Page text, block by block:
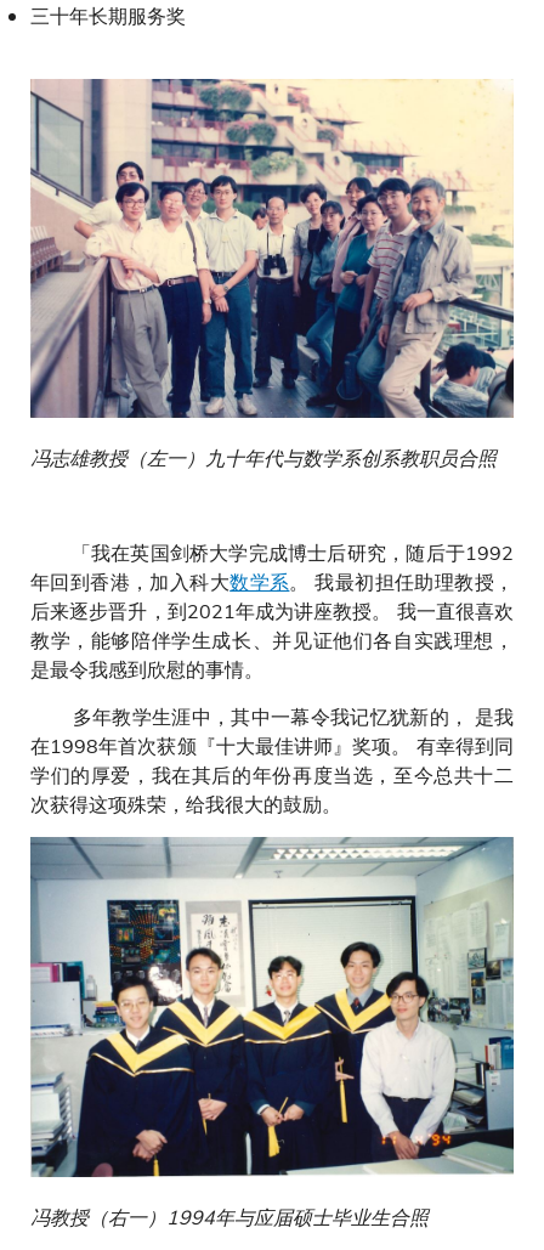
三十年长期服务奖
冯志雄教授（左一）九十年代与数学系创系教职员合照
「我在英国剑桥大学完成博士后研究，随后于1992
年回到香港，加入科大数学系。 我最初担任助理教授，
后来逐步晋升，到2021年成为讲座教授。 我一直很喜欢
教学，能够陪伴学生成长、并见证他们各自实践理想，
是最令我感到欣慰的事情。
多年教学生涯中，其中一幕令我记忆犹新的， 是我
在1998年首次获颁『十大最佳讲师』奖项。 有幸得到同
学们的厚爱，我在其后的年份再度当选，至今总共十二
次获得这项殊荣，给我很大的鼓励。
冯教授（右一）1994年与应届硕士毕业生合照